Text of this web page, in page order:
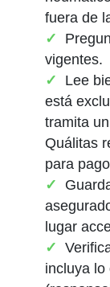
fuera de
vigentes.
Lee
está
tramita
Quálitas
para
lugar
incluya lo